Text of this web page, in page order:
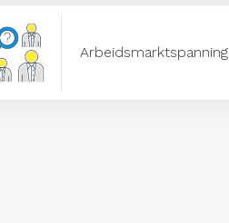
Arbeidsmarktspanning